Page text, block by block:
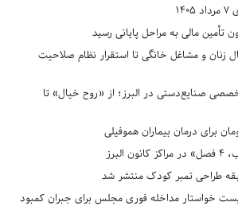
تأمین مالی به مراحل پایانی رسید
زنان و مشاغل خانگی تا استقرار نظام صلاحیت
صنایع‌دستی در البرز؛ از «روح خیال» تا
طراحی تمبر کودک منتشر شد
خواستار مداخله فوری مجلس برای جبران کمبود